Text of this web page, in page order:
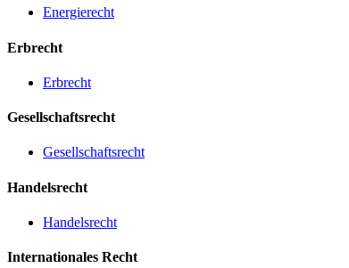
Energierecht
Erbrecht
Erbrecht
Gesellschaftsrecht
Gesellschaftsrecht
Handelsrecht
Handelsrecht
Internationales Recht